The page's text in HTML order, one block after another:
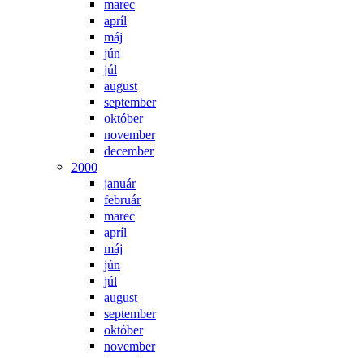
marec
apríl
máj
jún
júl
august
september
október
november
december
2000
január
február
marec
apríl
máj
jún
júl
august
september
október
november